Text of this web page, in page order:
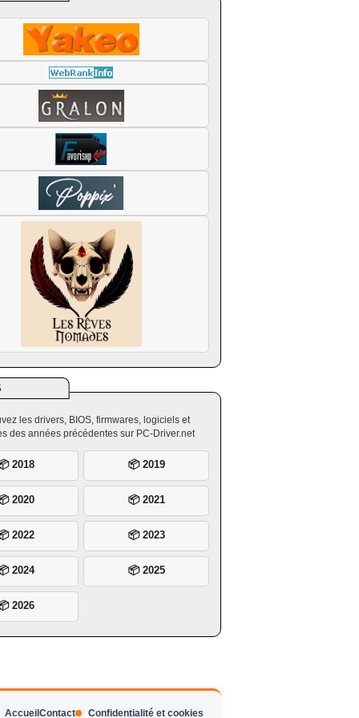
les drivers, BIOS, firmwares, logiciels et
des années précédentes sur PC-Driver.net
2018 📦 2019
2020 📦 2021
2022 📦 2023
2024 📦 2025
2026
Accueil Contact Confidentialité et cookies